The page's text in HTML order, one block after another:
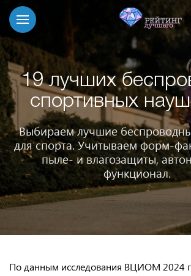
19 лучших
спортивных
Выбираем лучшие
для спорта. Учитываем форм-
пыле- и влагозащиты,
функционал.
По данным исследования ВЦИОМ 2024